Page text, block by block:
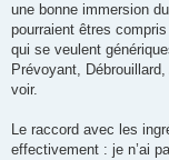
une bonne immersion
pourraient êtres
qui se veulent
Prévoyant,
voir.
Le raccord avec les
effectivement : je n’ai